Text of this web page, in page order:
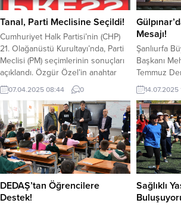
Tanal, Parti Meclisine Seçildi!
Cumhuriyet Halk Partisi’nin (CHP)
21. Olağanüstü Kurultayı’nda, Parti
Meclisi (PM) seçimlerinin sonuçları
açıklandı. Özgür Özel’in anahtar
listesi delinmedi. Seçimlerde, PM
üyesi ve Zonguldak Milletvekili
Deniz Yavuzyılmaz, 876 oyla en
fazla oyu alarak birinci sıraya
yerleşti. Şanlıurfa Milletvekili
Mahmut Tanal 815 oyla üçüncü
isim olarak listeye girmeye hak
kazandı.
07.04.2025 08:44 0
Mesajı!
Şanlıurfa
Başkanı
Temmuz
Günü
yayımladı.
iradenin
verdiği en
Başkan
kurtuluş
Demokrasi
kutlu
14.07.2025
DEDAŞ’tan Öğrencilere
Destek!
Sağlıklı